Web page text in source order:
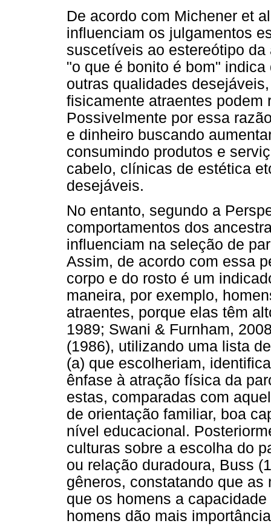
De acordo com Michener et
influenciam os julgamentos
suscetíveis ao estereótipo
"o que é bonito é bom"
outras qualidades
fisicamente atraentes podem
Possivelmente por essa
e dinheiro buscando
consumindo produtos e
cabelo, clínicas de estética
desejáveis.
No entanto, segundo a
comportamentos dos
influenciam na seleção de
Assim, de acordo com essa
corpo e do rosto é um
maneira, por exemplo,
atraentes, porque elas têm
1989; Swani & Furnham,
(1986), utilizando uma lista
(a) que escolheriam,
ênfase à atração física da
estas, comparadas com
de orientação familiar, boa
nível educacional.
culturas sobre a escolha do
ou relação duradoura, Buss
gêneros, constatando que
que os homens a
homens dão mais